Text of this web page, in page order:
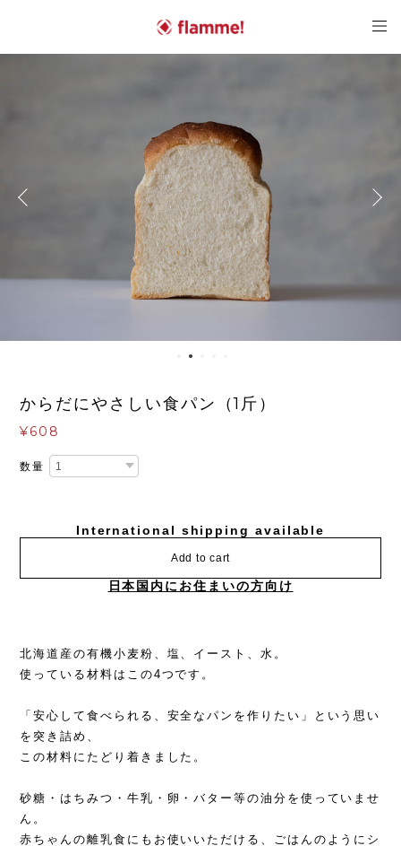
からだにやさしい食パン（1斤）
¥608
数量
International shipping available
Add to cart
日本国内にお住まいの方向け
北海道産の有機小麦粉、塩、イースト、水。
使っている材料はこの4つです。
「安心して食べられる、安全なパンを作りたい」という思い
を突き詰め、
この材料にたどり着きました。
砂糖・はちみつ・牛乳・卵・バター等の油分を使っていませ
ん。
赤ちゃんの離乳食にもお使いいただける、ごはんのようにシ